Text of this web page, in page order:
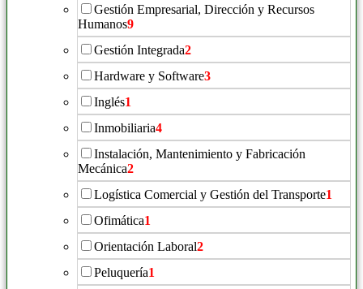
Gestión Empresarial, Dirección y Recursos
Humanos9
Gestión Integrada2
Hardware y Software3
Inglés1
Inmobiliaria4
Instalación, Mantenimiento y Fabricación
Mecánica2
Logística Comercial y Gestión del Transporte1
Ofimática1
Orientación Laboral2
Peluquería1